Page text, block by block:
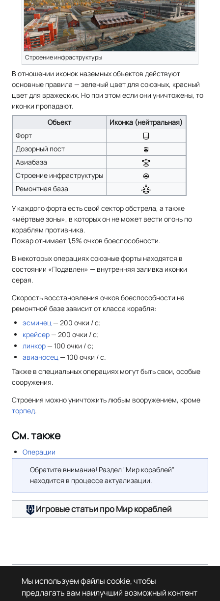
Строение инфраструктуры
В отношении иконок наземных объектов действуют
основные правила — зеленый цвет для союзных, красный
цвет для вражеских. Но при этом если они уничтожены, то
иконки пропадают.
Объект
Иконка (нейтральная)
Форт
Дозорный пост
Авиабаза
Строение инфраструктуры
Ремонтная база
У каждого форта есть свой сектор обстрела, а также
«мёртвые зоны», в которых он не может вести огонь по
кораблям противника.
Пожар отнимает 1,5% очков боеспособности.
В некоторых операциях союзные форты находятся в
состоянии «Подавлен» — внутренняя заливка иконки
серая.
Скорость восстановления очков боеспособности на
ремонтной базе зависит от класса корабля:
эсминец— 200 очки / с;
крейсер— 200 очки / с;
линкор— 100 очки / с;
авианосец— 100 очки / с.
Также в специальных операциях могут быть свои, особые
сооружения.
Строения можно уничтожить любым вооружением, кроме
торпед.
См. также
Операции
Обратите внимание! Раздел "Мир кораблей"
находится в процессе актуализации.
Игровые статьи про Мир кораблей
Страница в последний раз была отредактирована 22 мая 2025 года в
23:04.
© Леста Игры, 2022–2026. Игры «Мир танков», «Мир кораблей», Tanks
Мы используем файлы cookie, чтобы
предлагать вам наилучший возможный контент